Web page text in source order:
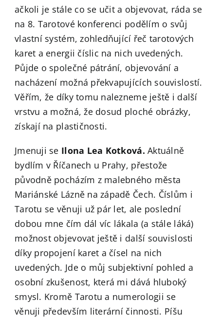
ačkoli je stále co se učit a objevovat, ráda se
na 8. Tarotové konferenci podělím o svůj
vlastní systém, zohledňující řeč tarotových
karet a energii číslic na nich uvedených.
Půjde o společné pátrání, objevování a
nacházení možná překvapujících souvislostí.
Věřím, že díky tomu nalezneme ještě i další
vrstvu a možná, že dosud ploché obrázky,
získají na plastičnosti.
Jmenuji se Ilona Lea Kotková. Aktuálně
bydlím v Říčanech u Prahy, přestože
původně pocházím z malebného města
Mariánské Lázně na západě Čech. Číslům i
Tarotu se věnuji už pár let, ale poslední
dobou mne čím dál víc lákala (a stále láká)
možnost objevovat ještě i další souvislosti
díky propojení karet a čísel na nich
uvedených. Jde o můj subjektivní pohled a
osobní zkušenost, která mi dává hluboký
smysl. Kromě Tarotu a numerologii se
věnuji především literární činnosti. Píšu